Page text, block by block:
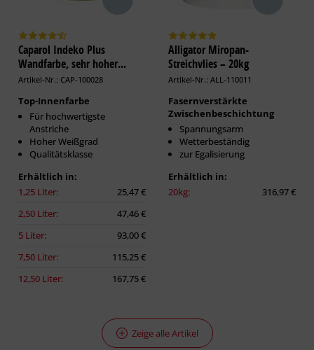
Caparol Indeko Plus
Wandfarbe, sehr hoher...
Artikel-Nr.: CAP-100028
Top-Innenfarbe
Für hochwertigste
Anstriche
Hoher Weißgrad
Qualitätsklasse
Erhältlich in:
1,25 Liter:
25,47 €
2,50 Liter:
47,46 €
5 Liter:
93,00 €
7,50 Liter:
115,25 €
12,50 Liter:
167,75 €
Alligator Miropan-
Streichvlies – 20kg
Artikel-Nr.: ALL-110011
Fasernverstärkte
Zwischenbeschichtung
Spannungsarm
Wetterbeständig
zur Egalisierung
Erhältlich in:
20kg:
316,97 €
Zeige alle Artikel